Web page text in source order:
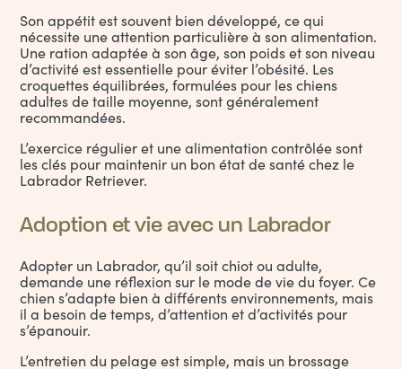
Son appétit est souvent bien développé, ce qui
nécessite une attention particulière à son alimentation.
Une ration adaptée à son âge, son poids et son niveau
d’activité est essentielle pour éviter l’obésité. Les
croquettes équilibrées, formulées pour les chiens
adultes de taille moyenne, sont généralement
recommandées.
L’exercice régulier et une alimentation contrôlée sont
les clés pour maintenir un bon état de santé chez le
Labrador Retriever.
Adoption et vie avec un Labrador
Adopter un Labrador, qu’il soit chiot ou adulte,
demande une réflexion sur le mode de vie du foyer. Ce
chien s’adapte bien à différents environnements, mais
il a besoin de temps, d’attention et d’activités pour
s’épanouir.
L’entretien du pelage est simple, mais un brossage